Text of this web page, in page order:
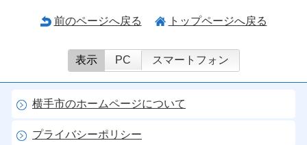
前のページへ戻る トップページへ戻る
表示 PC スマートフォン
横手市のホームページについて
プライバシーポリシー